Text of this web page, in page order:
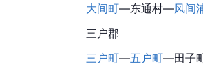
大间町—东通村—风间
三户郡
三户町—五户町—田子